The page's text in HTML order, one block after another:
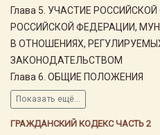
Глава 5. УЧАСТИЕ
РОССИЙСКОЙ ФЕДЕРАЦИИ,
В ОТНОШЕНИЯХ,
ЗАКОНОДАТЕЛЬСТВОМ
Глава 6. ОБЩИЕ ПОЛОЖЕНИЯ
Показать ещё...
ГРАЖДАНСКИЙ КОДЕКС ЧАСТЬ 2